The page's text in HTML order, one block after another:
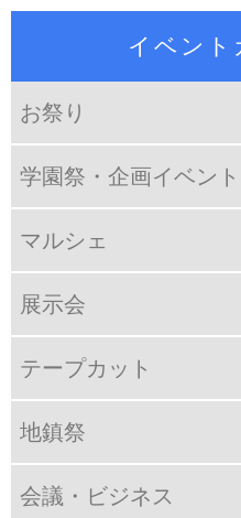
イベント
お祭り
学園祭・企画イベント
マルシェ
展示会
テープカット
地鎮祭
会議・ビジネス